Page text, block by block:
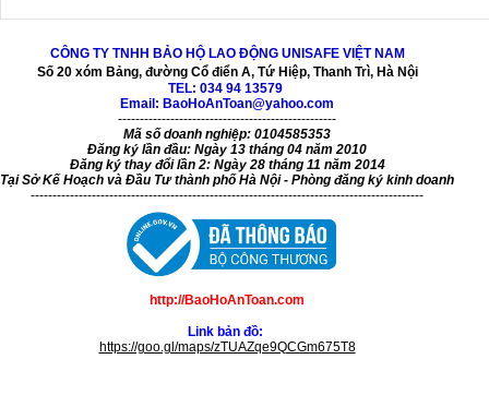
CÔNG TY TNHH BẢO HỘ LAO ĐỘNG UNISAFE VIỆT NAM
Số 20 xóm Bảng, đường Cổ điển A, Tứ Hiệp, Thanh Trì, Hà Nội
TEL: 034 94 13579
Email: BaoHoAnToan@yahoo.com
--------------------------------------------------
Mã số doanh nghiệp: 0104585353
Đăng ký lần đầu: Ngày 13 tháng 04 năm 2010
Đăng ký thay đổi lần 2: Ngày 28 tháng 11 năm 2014
Tại Sở Kế Hoạch và Đầu Tư thành phố Hà Nội - Phòng đăng ký kinh doanh
------------------------------------------------------------------------------------------
http://BaoHoAnToan.com
Link bản đồ:
https://goo.gl/maps/zTUAZqe9QCGm675T8